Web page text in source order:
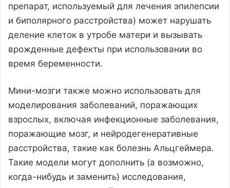
препарат, используемый для лечения эпилепсии
и биполярного расстройства) может нарушать
деление клеток в утробе матери и вызывать
врожденные дефекты при использовании во
время беременности.
Мини-мозги также можно использовать для
моделирования заболеваний, поражающих
взрослых, включая инфекционные заболевания,
поражающие мозг, и нейродегенеративные
расстройства, такие как болезнь Альцгеймера.
Такие модели могут дополнить (а возможно,
когда-нибудь и заменить) исследования,